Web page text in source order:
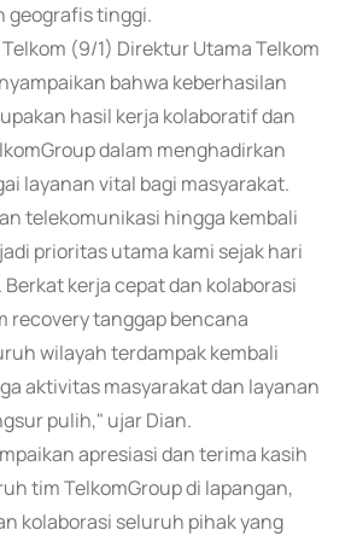
geografis tinggi.
(9/1) Direktur Utama Telkom
bahwa keberhasilan
hasil kerja kolaboratif dan
dalam menghadirkan
layanan vital bagi masyarakat.
telekomunikasi hingga kembali
prioritas utama kami sejak hari
kerja cepat dan kolaborasi
recovery tanggap bencana
wilayah terdampak kembali
aktivitas masyarakat dan layanan
pulih," ujar Dian.
apresiasi dan terima kasih
tim TelkomGroup di lapangan,
kolaborasi seluruh pihak yang